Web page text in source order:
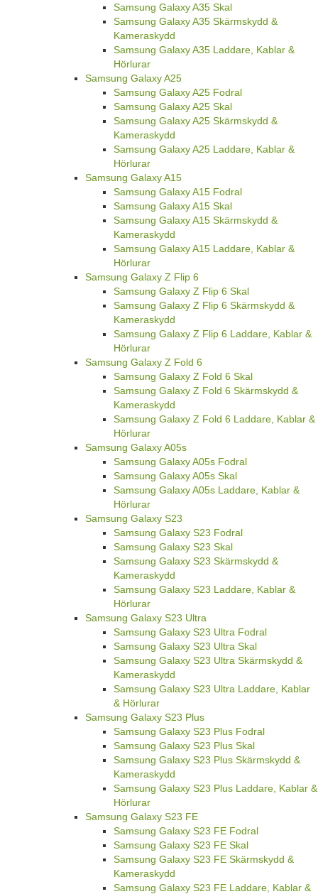
Samsung Galaxy A35 Skal
Samsung Galaxy A35 Skärmskydd &
Kameraskydd
Samsung Galaxy A35 Laddare, Kablar &
Hörlurar
Samsung Galaxy A25
Samsung Galaxy A25 Fodral
Samsung Galaxy A25 Skal
Samsung Galaxy A25 Skärmskydd &
Kameraskydd
Samsung Galaxy A25 Laddare, Kablar &
Hörlurar
Samsung Galaxy A15
Samsung Galaxy A15 Fodral
Samsung Galaxy A15 Skal
Samsung Galaxy A15 Skärmskydd &
Kameraskydd
Samsung Galaxy A15 Laddare, Kablar &
Hörlurar
Samsung Galaxy Z Flip 6
Samsung Galaxy Z Flip 6 Skal
Samsung Galaxy Z Flip 6 Skärmskydd &
Kameraskydd
Samsung Galaxy Z Flip 6 Laddare, Kablar &
Hörlurar
Samsung Galaxy Z Fold 6
Samsung Galaxy Z Fold 6 Skal
Samsung Galaxy Z Fold 6 Skärmskydd &
Kameraskydd
Samsung Galaxy Z Fold 6 Laddare, Kablar &
Hörlurar
Samsung Galaxy A05s
Samsung Galaxy A05s Fodral
Samsung Galaxy A05s Skal
Samsung Galaxy A05s Laddare, Kablar &
Hörlurar
Samsung Galaxy S23
Samsung Galaxy S23 Fodral
Samsung Galaxy S23 Skal
Samsung Galaxy S23 Skärmskydd &
Kameraskydd
Samsung Galaxy S23 Laddare, Kablar &
Hörlurar
Samsung Galaxy S23 Ultra
Samsung Galaxy S23 Ultra Fodral
Samsung Galaxy S23 Ultra Skal
Samsung Galaxy S23 Ultra Skärmskydd &
Kameraskydd
Samsung Galaxy S23 Ultra Laddare, Kablar
& Hörlurar
Samsung Galaxy S23 Plus
Samsung Galaxy S23 Plus Fodral
Samsung Galaxy S23 Plus Skal
Samsung Galaxy S23 Plus Skärmskydd &
Kameraskydd
Samsung Galaxy S23 Plus Laddare, Kablar &
Hörlurar
Samsung Galaxy S23 FE
Samsung Galaxy S23 FE Fodral
Samsung Galaxy S23 FE Skal
Samsung Galaxy S23 FE Skärmskydd &
Kameraskydd
Samsung Galaxy S23 FE Laddare, Kablar &